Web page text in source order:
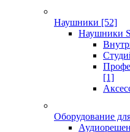
Наушники [52]
Наушники
[1]
Оборудование